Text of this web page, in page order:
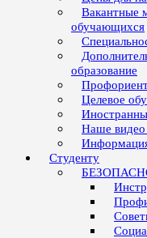
Вакантные
обучающихся
образование
Целевое
Наше
Студенту